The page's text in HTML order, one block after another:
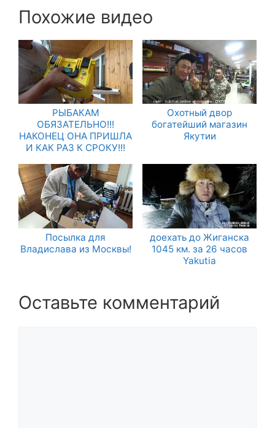
Похожие видео
РЫБАКАМ
ОБЯЗАТЕЛЬНО!!!
НАКОНЕЦ ОНА ПРИШЛА
И КАК РАЗ К СРОКУ!!!
Охотный двор
богатейший магазин
Якутии
Посылка для
Владислава из Москвы!
доехать до Жиганска
1045 км. за 26 часов
Yakutia
Оставьте комментарий